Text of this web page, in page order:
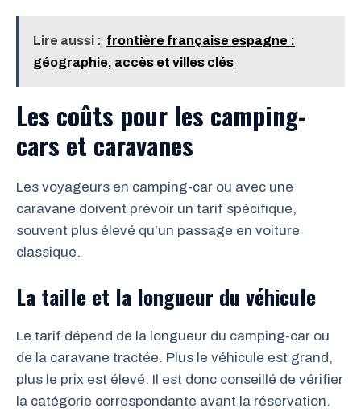
Lire aussi : frontière française espagne :
géographie, accès et villes clés
Les coûts pour les camping-
cars et caravanes
Les voyageurs en camping-car ou avec une
caravane doivent prévoir un tarif spécifique,
souvent plus élevé qu’un passage en voiture
classique.
La taille et la longueur du véhicule
Le tarif dépend de la longueur du camping-car ou
de la caravane tractée. Plus le véhicule est grand,
plus le prix est élevé. Il est donc conseillé de vérifier
la catégorie correspondante avant la réservation.